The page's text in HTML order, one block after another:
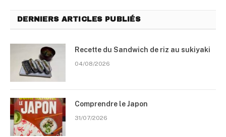
DERNIERS ARTICLES PUBLIÉS
Recette du Sandwich de riz au sukiyaki
04/08/2026
Comprendre le Japon
31/07/2026